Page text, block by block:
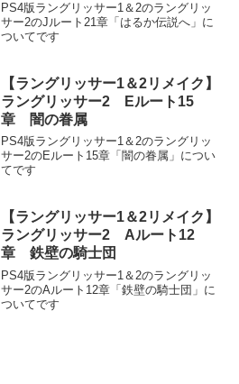
PS4版ラングリッサー1＆2のラングリッ
サー2のJルート21章「はるか伝説へ」に
ついてです
【ラングリッサー1＆2リメイク】
ラングリッサー2 Eルート15
章 闇の眷属
PS4版ラングリッサー1＆2のラングリッ
サー2のEルート15章「闇の眷属」につい
てです
【ラングリッサー1＆2リメイク】
ラングリッサー2 Aルート12
章 鉄壁の騎士団
PS4版ラングリッサー1＆2のラングリッ
サー2のAルート12章「鉄壁の騎士団」に
ついてです